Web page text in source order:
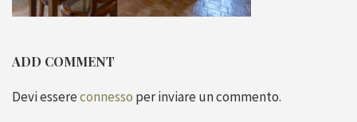
ADD COMMENT
Devi essereconnesso per inviare un commento.